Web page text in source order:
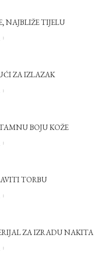
NAJBLIŽE TIJELU
ZA IZLAZAK
BOJU KOŽE
TORBU
ZA IZRADU NAKITA